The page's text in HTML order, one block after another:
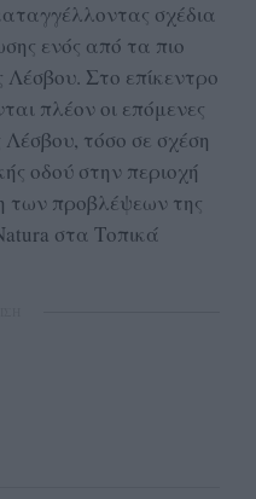
σχέδια
ενός από τα πιο
Λέσβου. Στο επίκεντρο
πλέον οι επόμενες
Λέσβου, τόσο σε σχέση
οδού στην περιοχή
των προβλέψεων της
στα Τοπικά